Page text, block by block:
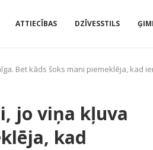
ATTIECĪBAS DZĪVESSTILS
Bet kāds šoks mani piemeklēja, kad
jo viņa kļuva
kad